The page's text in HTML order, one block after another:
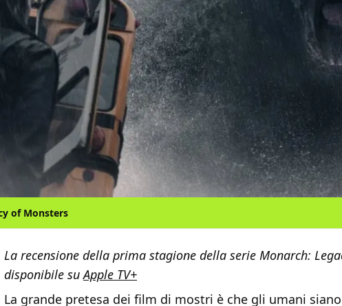
of Monsters
La recensione della prima stagione della serie Monarch:
disponibile suApple TV+
La grande pretesa dei film di mostri è che gli umani